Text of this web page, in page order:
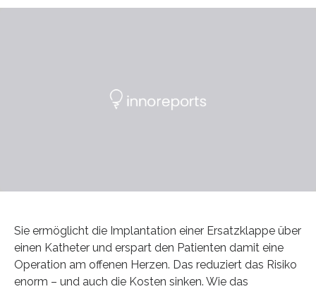
Sie ermöglicht die Implantation einer Ersatzklappe über
einen Katheter und erspart den Patienten damit eine
Operation am offenen Herzen. Das reduziert das Risiko
enorm – und auch die Kosten sinken. Wie das